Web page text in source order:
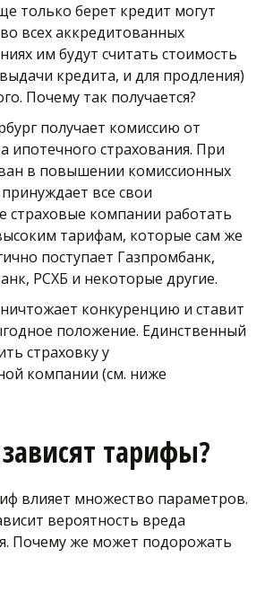
только берет кредит могут
всех аккредитованных
им будут считать стоимость
кредита, и для продления)
Почему так получается?
получает комиссию от
ипотечного страхования. При
в повышении комиссионных
все свои
страховые компании работать
тарифам, которые сам же
поступает Газпромбанк,
РСХБ и некоторые другие.
конкуренцию и ставит
положение. Единственный
страховку у
компании (см. ниже
тарифы?
влияет множество параметров.
вероятность вреда
Почему же может подорожать